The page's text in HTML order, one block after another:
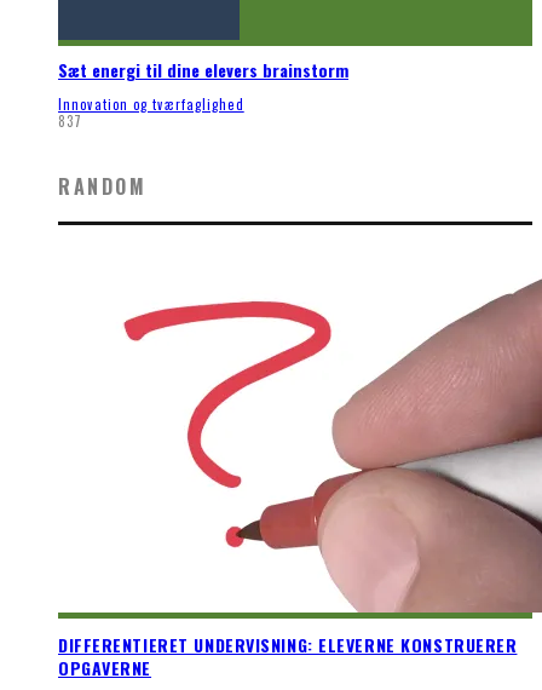
Sæt energi til dine elevers brainstorm
Innovation og tværfaglighed
837
RANDOM
DIFFERENTIERET UNDERVISNING: ELEVERNE KONSTRUERER
OPGAVERNE